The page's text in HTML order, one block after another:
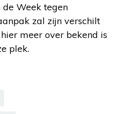
Week tegen
zal zijn verschilt
meer over bekend is
plek.